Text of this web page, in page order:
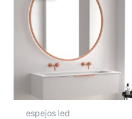
espejos led